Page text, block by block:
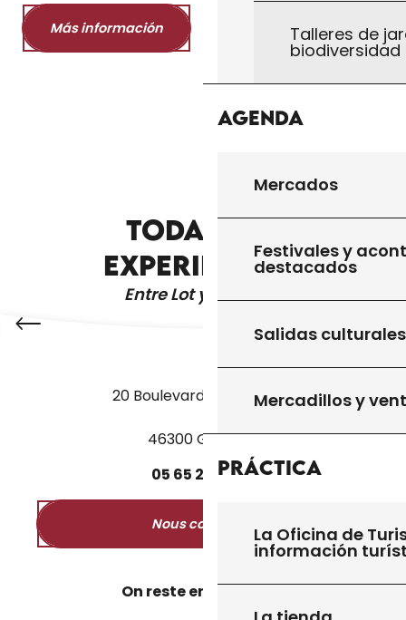
Talleres de
biodiversidad
Agenda
Mercados
Festivales y
destacados
Salidas culturales
Mercadillos y
Práctica
La Oficina de
información
Más información
TODAS LAS
EXPERIENCIAS
Entre Lot y Dordoña
EXPERIENCIAS
20 Boulevard des Martyrs
46300 Gourdon
05 65 27 5250
Nous contacter
On reste en contact ?